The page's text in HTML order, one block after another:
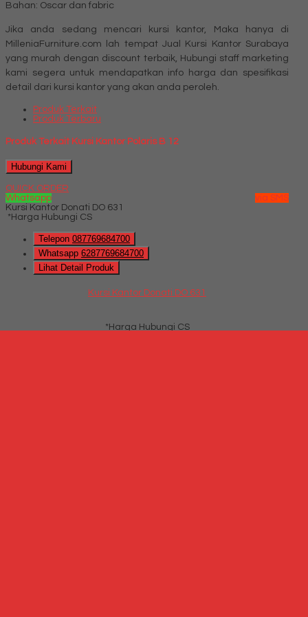
Bahan: Oscar dan fabric
Jika anda sedang mencari kursi kantor, Maka hanya di
MilleniaFurniture.com lah tempat Jual Kursi Kantor Surabaya
yang murah dengan discount terbaik, Hubungi staff marketing
kami segera untuk mendapatkan info harga dan spesifikasi
detail dari kursi kantor yang akan anda peroleh.
Produk Terkait
Produk Terbaru
Produk Terkait Kursi Kantor Polaris B 12
Hubungi Kami
QUICK ORDER
Whatsapp
via SMS
Kursi Kantor Donati DO 631
*Harga Hubungi CS
Telepon 087769684700
Whatsapp 6287769684700
Lihat Detail Produk
Kursi Kantor Donati DO 631
*Harga Hubungi CS